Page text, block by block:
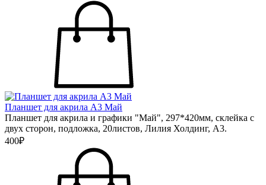
Планшет для акрила А3 Май
Планшет для акрила и графики "Май", 297*420мм, склейка с
двух сторон, подложка, 20листов, Лилия Холдинг, А3.
400₽